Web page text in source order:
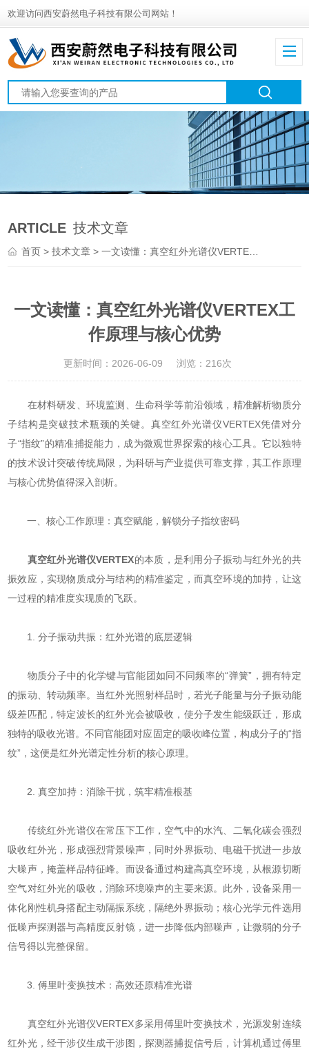
欢迎访问西安蔚然电子科技有限公司网站！
ARTICLE 技术文章
首页 >技术文章 > 一文读懂：真空红外光谱仪VERTEX工作原理与核心优势
一文读懂：真空红外光谱仪VERTEX工
作原理与核心优势
更新时间：2026-06-09 浏览：216次
在材料研发、环境监测、生命科学等前沿领域，精准解析物质分
子结构是突破技术瓶颈的关键。真空红外光谱仪VERTEX凭借对分
子“指纹”的精准捕捉能力，成为微观世界探索的核心工具。它以独特
的技术设计突破传统局限，为科研与产业提供可靠支撑，其工作原理
与核心优势值得深入剖析。
一、核心工作原理：真空赋能，解锁分子指纹密码
真空红外光谱仪VERTEX的本质，是利用分子振动与红外光的共
振效应，实现物质成分与结构的精准鉴定，而真空环境的加持，让这
一过程的精准度实现质的飞跃。
1. 分子振动共振：红外光谱的底层逻辑
物质分子中的化学键与官能团如同不同频率的“弹簧”，拥有特定
的振动、转动频率。当红外光照射样品时，若光子能量与分子振动能
级差匹配，特定波长的红外光会被吸收，使分子发生能级跃迁，形成
独特的吸收光谱。不同官能团对应固定的吸收峰位置，构成分子的“指
纹”，这便是红外光谱定性分析的核心原理。
2. 真空加持：消除干扰，筑牢精准根基
传统红外光谱仪在常压下工作，空气中的水汽、二氧化碳会强烈
吸收红外光，形成强烈背景噪声，同时外界振动、电磁干扰进一步放
大噪声，掩盖样品特征峰。而设备通过构建高真空环境，从根源切断
空气对红外光的吸收，消除环境噪声的主要来源。此外，设备采用一
体化刚性机身搭配主动隔振系统，隔绝外界振动；核心光学元件选用
低噪声探测器与高精度反射镜，进一步降低内部噪声，让微弱的分子
信号得以完整保留。
3. 傅里叶变换技术：高效还原精准光谱
真空红外光谱仪VERTEX多采用傅里叶变换技术，光源发射连续
红外光，经干涉仪生成干涉图，探测器捕捉信号后，计算机通过傅里